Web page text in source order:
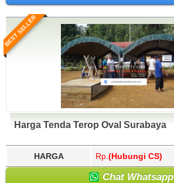
BEST SELLER
Harga Tenda Terop Oval Surabaya
HARGA Rp. (Hubungi CS)
Chat Whatsapp